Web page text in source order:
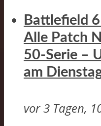
Battlefield
Alle Patch
50-Serie –
am
vor 3 Tagen,